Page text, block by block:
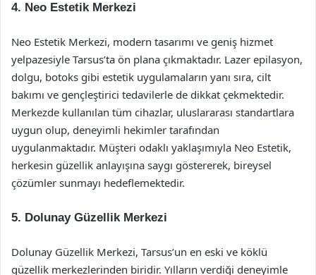
4. Neo Estetik Merkezi
Neo Estetik Merkezi, modern tasarımı ve geniş hizmet
yelpazesiyle Tarsus’ta ön plana çıkmaktadır. Lazer epilasyon,
dolgu, botoks gibi estetik uygulamaların yanı sıra, cilt
bakımı ve gençleştirici tedavilerle de dikkat çekmektedir.
Merkezde kullanılan tüm cihazlar, uluslararası standartlara
uygun olup, deneyimli hekimler tarafından
uygulanmaktadır. Müşteri odaklı yaklaşımıyla Neo Estetik,
herkesin güzellik anlayışına saygı göstererek, bireysel
çözümler sunmayı hedeflemektedir.
5. Dolunay Güzellik Merkezi
Dolunay Güzellik Merkezi, Tarsus’un en eski ve köklü
güzellik merkezlerinden biridir. Yılların verdiği deneyimle